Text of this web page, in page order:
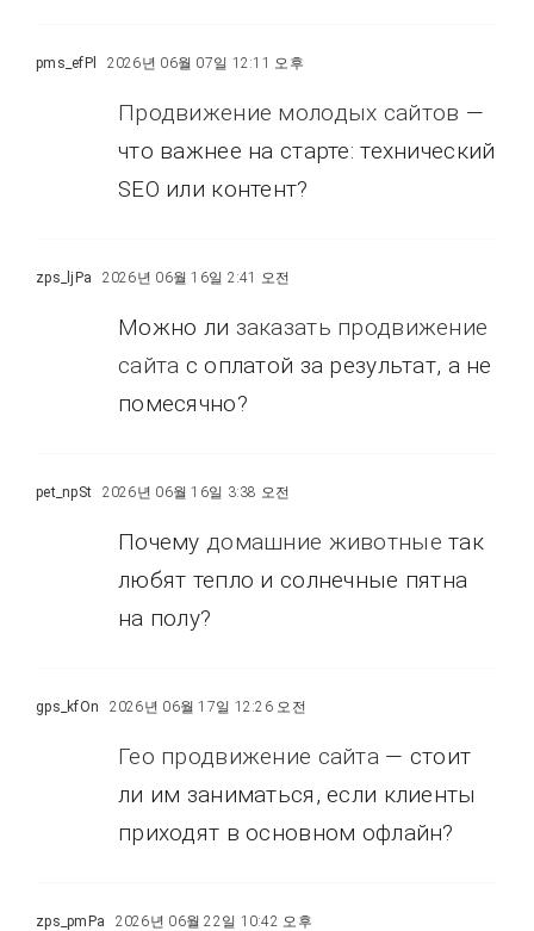
pms_efPl 2026년 06월 07일 12:11 오후
Продвижение молодых сайтов —
что важнее на старте: технический
SEO или контент?
zps_ljPa 2026년 06월 16일 2:41 오전
Можно ли заказать продвижение
сайта с оплатой за результат, а не
помесячно?
pet_npSt 2026년 06월 16일 3:38 오전
Почему домашние животные так
любят тепло и солнечные пятна
на полу?
gps_kfOn 2026년 06월 17일 12:26 오전
Гео продвижение сайта — стоит
ли им заниматься, если клиенты
приходят в основном офлайн?
zps_pmPa 2026년 06월 22일 10:42 오후